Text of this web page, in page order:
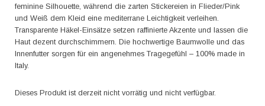
feminine Silhouette, während die zarten Stickereien in Flieder/Pink
und Weiß dem Kleid eine mediterrane Leichtigkeit verleihen.
Transparente Häkel-Einsätze setzen raffinierte Akzente und lassen die
Haut dezent durchschimmern. Die hochwertige Baumwolle und das
Innenfutter sorgen für ein angenehmes Tragegefühl – 100% made in
Italy.
Dieses Produkt ist derzeit nicht vorrätig und nicht verfügbar.